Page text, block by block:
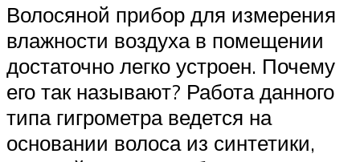
Волосяной прибор для измерения
влажности воздуха в помещении
достаточно легко устроен. Почему
его так называют? Работа данного
типа гигрометра ведется на
основании волоса из синтетики,